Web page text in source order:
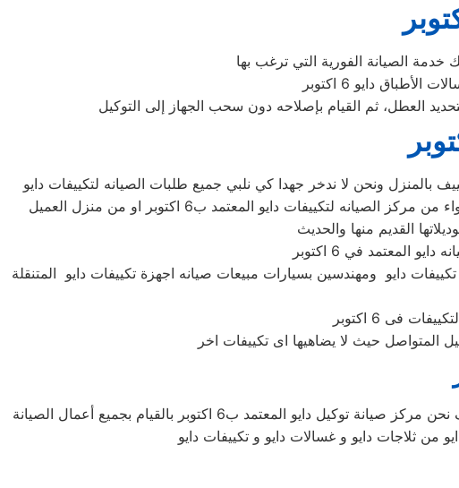
عملاء مبيعات تكييفات دايو ومهندسين بسيارات مبيعات صيانه اجهزة تكييفات دايو المتنقلة
تحدث مع الدعم الفني لصيانة غسالات دايو بمركز صيانة دايو ب6 اكتوبر المعتمد لصيانة اجهزة دايو الكهربائية بمنازلكم , نتشرف نحن مركز صيانة توكيل دايو المعتمد ب6 اكتوبر بالقيام بجميع أعمال الصيانة